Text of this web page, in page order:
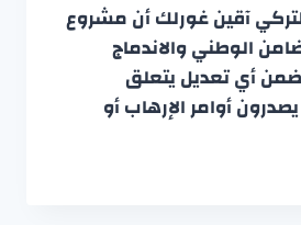
آقين غورلك أن مشروع
الوطني والاندماج
أي تعديل يتعلق
أوامر الإرهاب أو